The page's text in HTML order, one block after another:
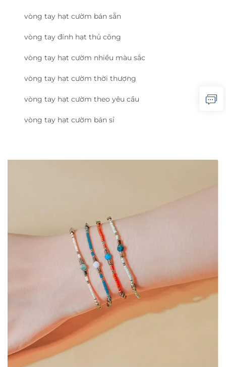
vòng tay hạt cườm bán sẵn
vòng tay đính hạt thủ công
vòng tay hạt cườm nhiều màu sắc
vòng tay hạt cườm thời thượng
vòng tay hạt cườm theo yêu cầu
vòng tay hạt cườm bán sỉ